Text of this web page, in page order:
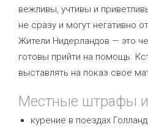
вежливы, учтивы и
не сразу и могут негативно
Жители Нидерландов — это
готовы прийти на помощь.
выставлять на показ свое
Местные штрафы
курение в поездах